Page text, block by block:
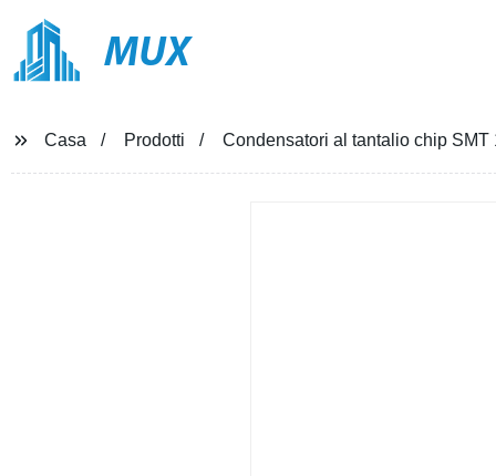
MUX
Casa Prodotti Condensatori al tantalio chip